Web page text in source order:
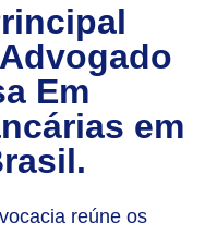
Advogado
Em
em
reúne os